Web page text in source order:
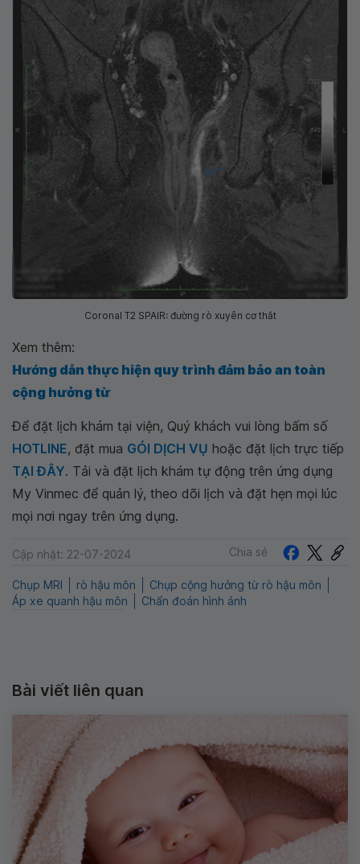
Coronal T2 SPAIR: đường rò xuyên cơ thắt
Xem thêm:
Hướng dẫn thực hiện quy trình đảm bảo an toàn
cộng hưởng từ
Để đặt lịch khám tại viện, Quý khách vui lòng bấm số
HOTLINE, đặt mua GÓI DỊCH VỤ hoặc đặt lịch trực tiếp
TẠI ĐÂY. Tải và đặt lịch khám tự động trên ứng dụng
My Vinmec để quản lý, theo dõi lịch và đặt hẹn mọi lúc
mọi nơi ngay trên ứng dụng.
Cập nhật: 22-07-2024 Chia sẻ
Chụp MRI rò hậu môn
Chụp cộng hưởng từ rò hậu môn
Áp xe quanh hậu môn
Chẩn đoán hình ảnh
Bài viết liên quan